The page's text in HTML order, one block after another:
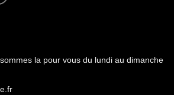
la pour vous du lundi au dimanche